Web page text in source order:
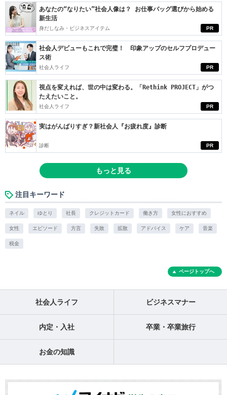
PR
あなたの“なりたい”社会人像は？ お仕事バッグ選びから始める
新生活
身だしなみ・ビジネスアイテム
PR
社会人デビューもこれで完璧！ 印象アップのセルフプロデュー
ス術
社会人ライフ
PR
視点を変えれば、世の中は変わる。「Rethink PROJECT」がつ
たえたいこと。
社会人ライフ
PR
実はがんばりすぎ？新社会人『お疲れ度』診断
診断
もっと見る
注目キーワード
ネイル ゆとり 社長 クレジットカード 働き方 女性におすすめ
女性 エピソード 方言 失敗 拡散 アドバイス ケア 音楽
税金
ページトップへ
社会人ライフ ビジネスマナー
内定・入社 卒業・卒業旅行
お金の知識